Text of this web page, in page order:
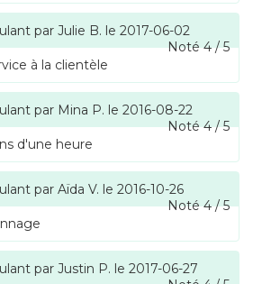
par Julie B. le 2017-06-02
Noté4/5
à la clientèle
par Mina P. le 2016-08-22
Noté4/5
d'une heure
par Aïda V. le 2016-10-26
Noté4/5
par Justin P. le 2017-06-27